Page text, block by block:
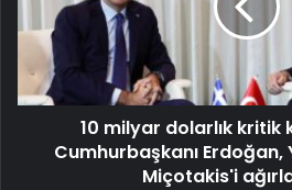
10 milyar dolarlık kritik
Cumhurbaşkanı
Miçotakis'i